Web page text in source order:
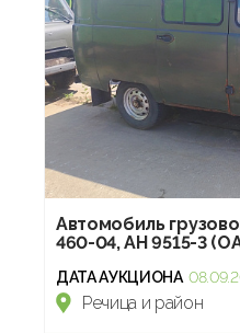
Автомобиль
460-04, АН 9515-3
ДАТА АУКЦИОНА
Речица и район